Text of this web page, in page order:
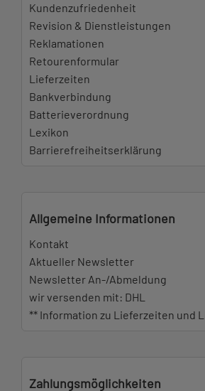
Kundenzufriedenheit
Revision & Dienstleistungen
Reklamationen
Retourenformular
Lieferzeiten
Bankverbindung
Batterieverordnung
Lexikon
Barrierefreiheitserklärung
Allgemeine Informationen
Kontakt
Aktueller Newsletter
Newsletter An-/Abmeldung
wir versenden mit: DHL
** Information zu Lieferzeiten und
Zahlungsmöglichkeiten